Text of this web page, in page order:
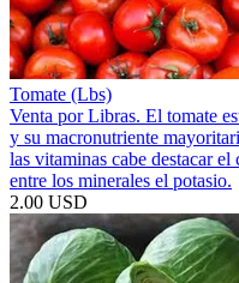
Tomate (Lbs)
Venta por Libras. El tomate
y su macronutriente
las vitaminas cabe destacar
entre los minerales el potasio.
2.00 USD